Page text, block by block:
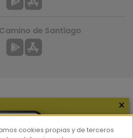
de Santiago
×
cookies propias y de terceros